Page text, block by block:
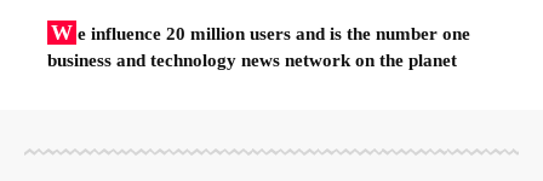
W e influence 20 million users and is the number one
business and technology news network on the planet